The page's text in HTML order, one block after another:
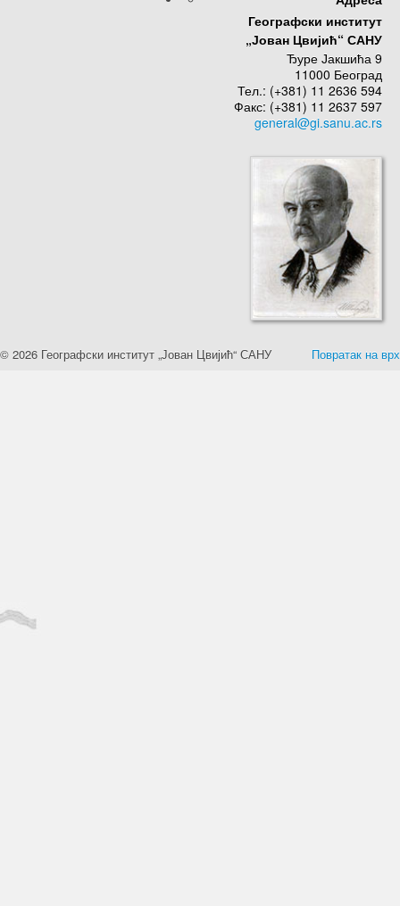
Географски институт
„Јован Цвијић“ САНУ
Ђуре Јакшића 9
11000 Београд
Тел.: (+381) 11 2636 594
Факс: (+381) 11 2637 597
Повратак на врх
© 2026 Географски институт „Јован Цвијић“ САНУ